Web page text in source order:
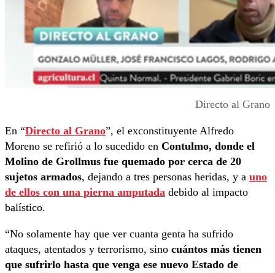
Directo al Grano
En “Directo al Grano”, el exconstituyente Alfredo
Moreno se refirió a lo sucedido en Contulmo, donde el
Molino de Grollmus fue quemado por cerca de 20
sujetos armados, dejando a tres personas heridas, y a uno
de ellos con una pierna amputada debido al impacto
balístico.
“No solamente hay que ver cuanta genta ha sufrido
ataques, atentados y terrorismo, sino cuántos más tienen
que sufrirlo hasta que venga ese nuevo Estado de